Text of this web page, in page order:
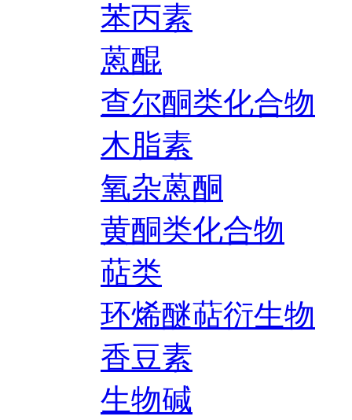
苯丙素
蒽醌
查尔酮类化合物
木脂素
氧杂蒽酮
黄酮类化合物
萜类
环烯醚萜衍生物
香豆素
生物碱